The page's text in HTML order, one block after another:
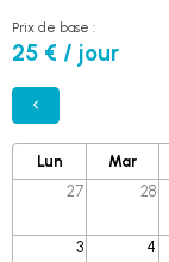
Prix de base :
25 € / jour
Lun Mar
27
28
3 4